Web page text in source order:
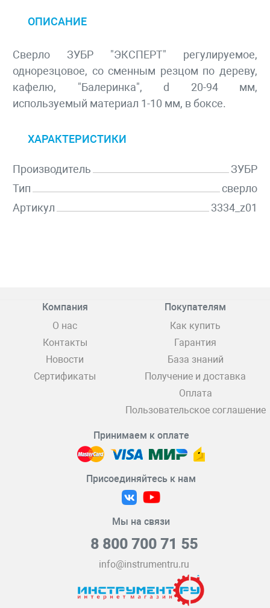
ОПИСАНИЕ
Сверло ЗУБР "ЭКСПЕРТ" регулируемое,
однорезцовое, со сменным резцом по дереву,
кафелю, "Балеринка", d 20-94 мм,
используемый материал 1-10 мм, в боксе.
ХАРАКТЕРИСТИКИ
Производитель
ЗУБР
Тип
сверло
Артикул
3334_z01
Компания
О нас
Контакты
Новости
Сертификаты
Покупателям
Как купить
Гарантия
База знаний
Получение и доставка
Оплата
Пользовательское соглашение
Принимаем к оплате
Присоединяйтесь к нам
Мы на связи
8 800 700 71 55
info@instrumentru.ru